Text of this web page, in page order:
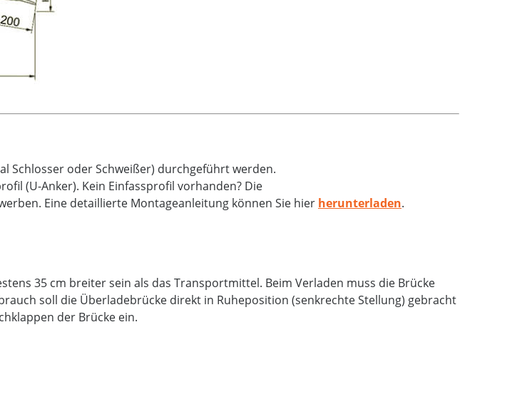
Schlosser oder Schweißer) durchgeführt werden.
(U-Anker). Kein Einfassprofil vorhanden? Die
Eine detaillierte Montageanleitung können Sie hier herunterladen.
35 cm breiter sein als das Transportmittel. Beim Verladen muss die Brücke
soll die Überladebrücke direkt in Ruheposition (senkrechte Stellung) gebracht
der Brücke ein.